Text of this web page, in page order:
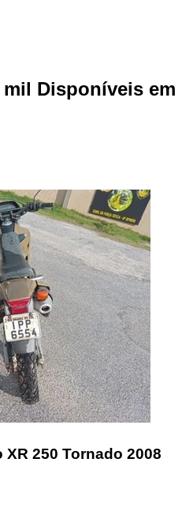
mil Disponíveis em
XR 250 Tornado 2008